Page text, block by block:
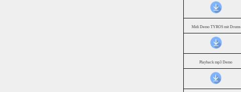
Midi Demo TYROS mit Drums
Playback mp3 Demo